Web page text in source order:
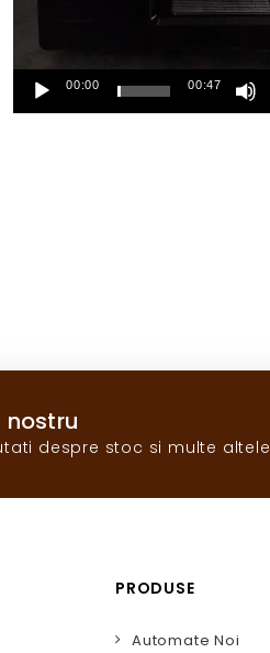
00:00 00:47
despre stoc si multe altele
PRODUSE
Automate Noi